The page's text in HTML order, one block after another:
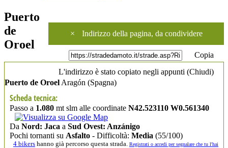
× Indirizzo della pagina, da condividere
Copia
L'indirizzo è stato copiato negli appunti (Chiudi)
Puerto
de
Oroel
Puerto de Oroel Aragón (Spagna)
Scheda tecnica:
Passo a 1.080 mt slm alle coordinate N42.523110 W0.561340
Da Nord: Jaca a Sud Ovest: Anzánigo
Pochi tornanti su Asfalto - Difficoltà: Media (55/100)
4 bikers hanno già percorso questa strada. Registrati o accedi per segnalare che tu l'hai